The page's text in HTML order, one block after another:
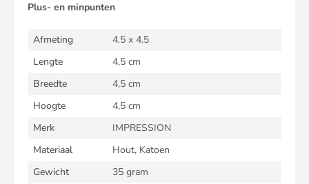
Plus- en minpunten
Afmeting
4.5 x 4.5
Lengte
4,5 cm
Breedte
4,5 cm
Hoogte
4,5 cm
Merk
IMPRESSION
Materiaal
Hout, Katoen
Gewicht
35 gram